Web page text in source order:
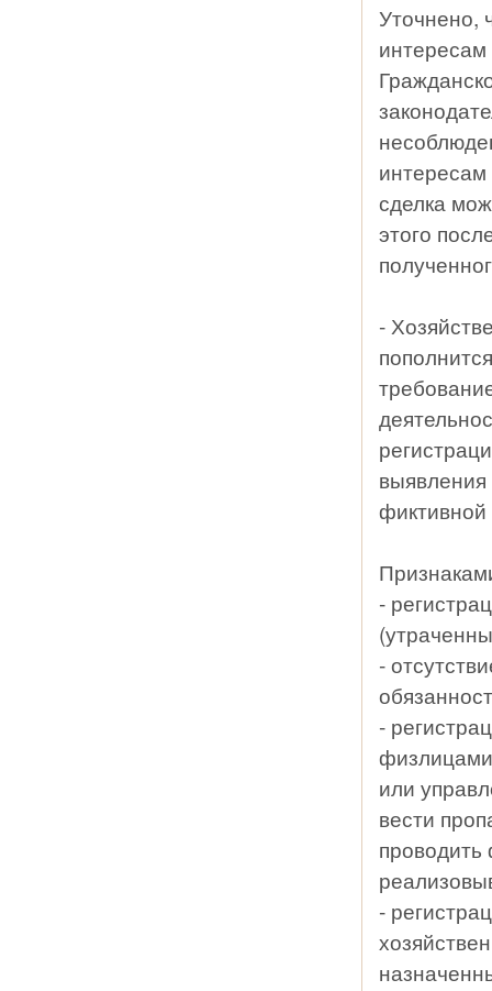
Уточнено,
сделка
этого
-
фиктивной
-
-
-
или
вести
-